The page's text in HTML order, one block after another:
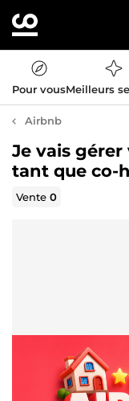
Pour vousMeilleurs
Airbnb
Je vais
tant que co-
Vente0